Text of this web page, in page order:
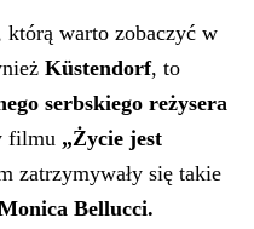
warto zobaczyć w
Küstendorf, to
serbskiego reżysera
filmu „Życie jest
zatrzymywały się takie
Bellucci.